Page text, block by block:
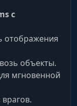
с
отображения
объекты.
мгновенной